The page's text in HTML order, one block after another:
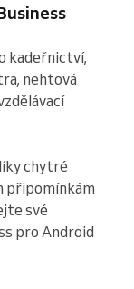
kadeřnictví,
nehtová
chytré
připomínkám
své
pro Android